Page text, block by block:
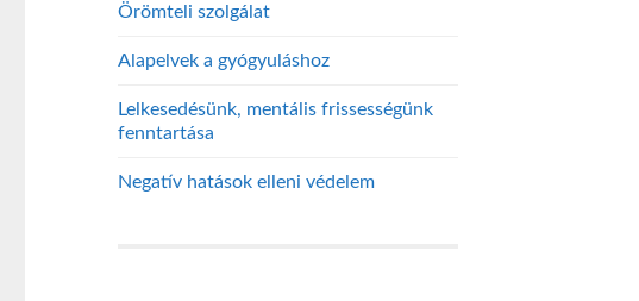
Örömteli szolgálat
Alapelvek a gyógyuláshoz
Lelkesedésünk, mentális frissességünk
fenntartása
Negatív hatások elleni védelem